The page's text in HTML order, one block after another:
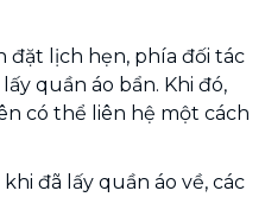
đặt lịch hẹn, phía đối tác
quần áo bẩn. Khi đó,
có thể liên hệ một cách
khi đã lấy quần áo về, các